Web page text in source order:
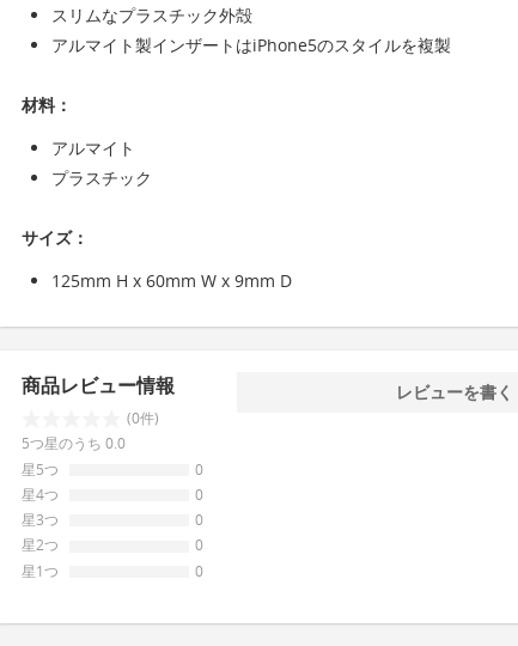
スリムなプラスチック外殻
アルマイト製インザートはiPhone5のスタイルを複製
材料：
アルマイト
プラスチック
サイズ：
125mm H x 60mm W x 9mm D
商品レビュー情報
(0件)
5つ星のうち 0.0
星5つ
0
星4つ
0
星3つ
0
星2つ
0
星1つ
0
レビューを書く